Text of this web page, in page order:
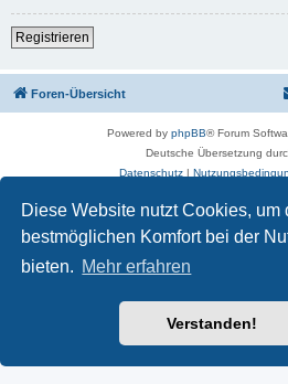
Diese Website nutzt Cookies, um
bestmöglichen Komfort bei der
bieten. Mehr erfahren
Verstanden!
Registrieren
Foren-Übersicht
Powered by phpBB® Forum
Deutsche Übersetzung
Datenschutz |